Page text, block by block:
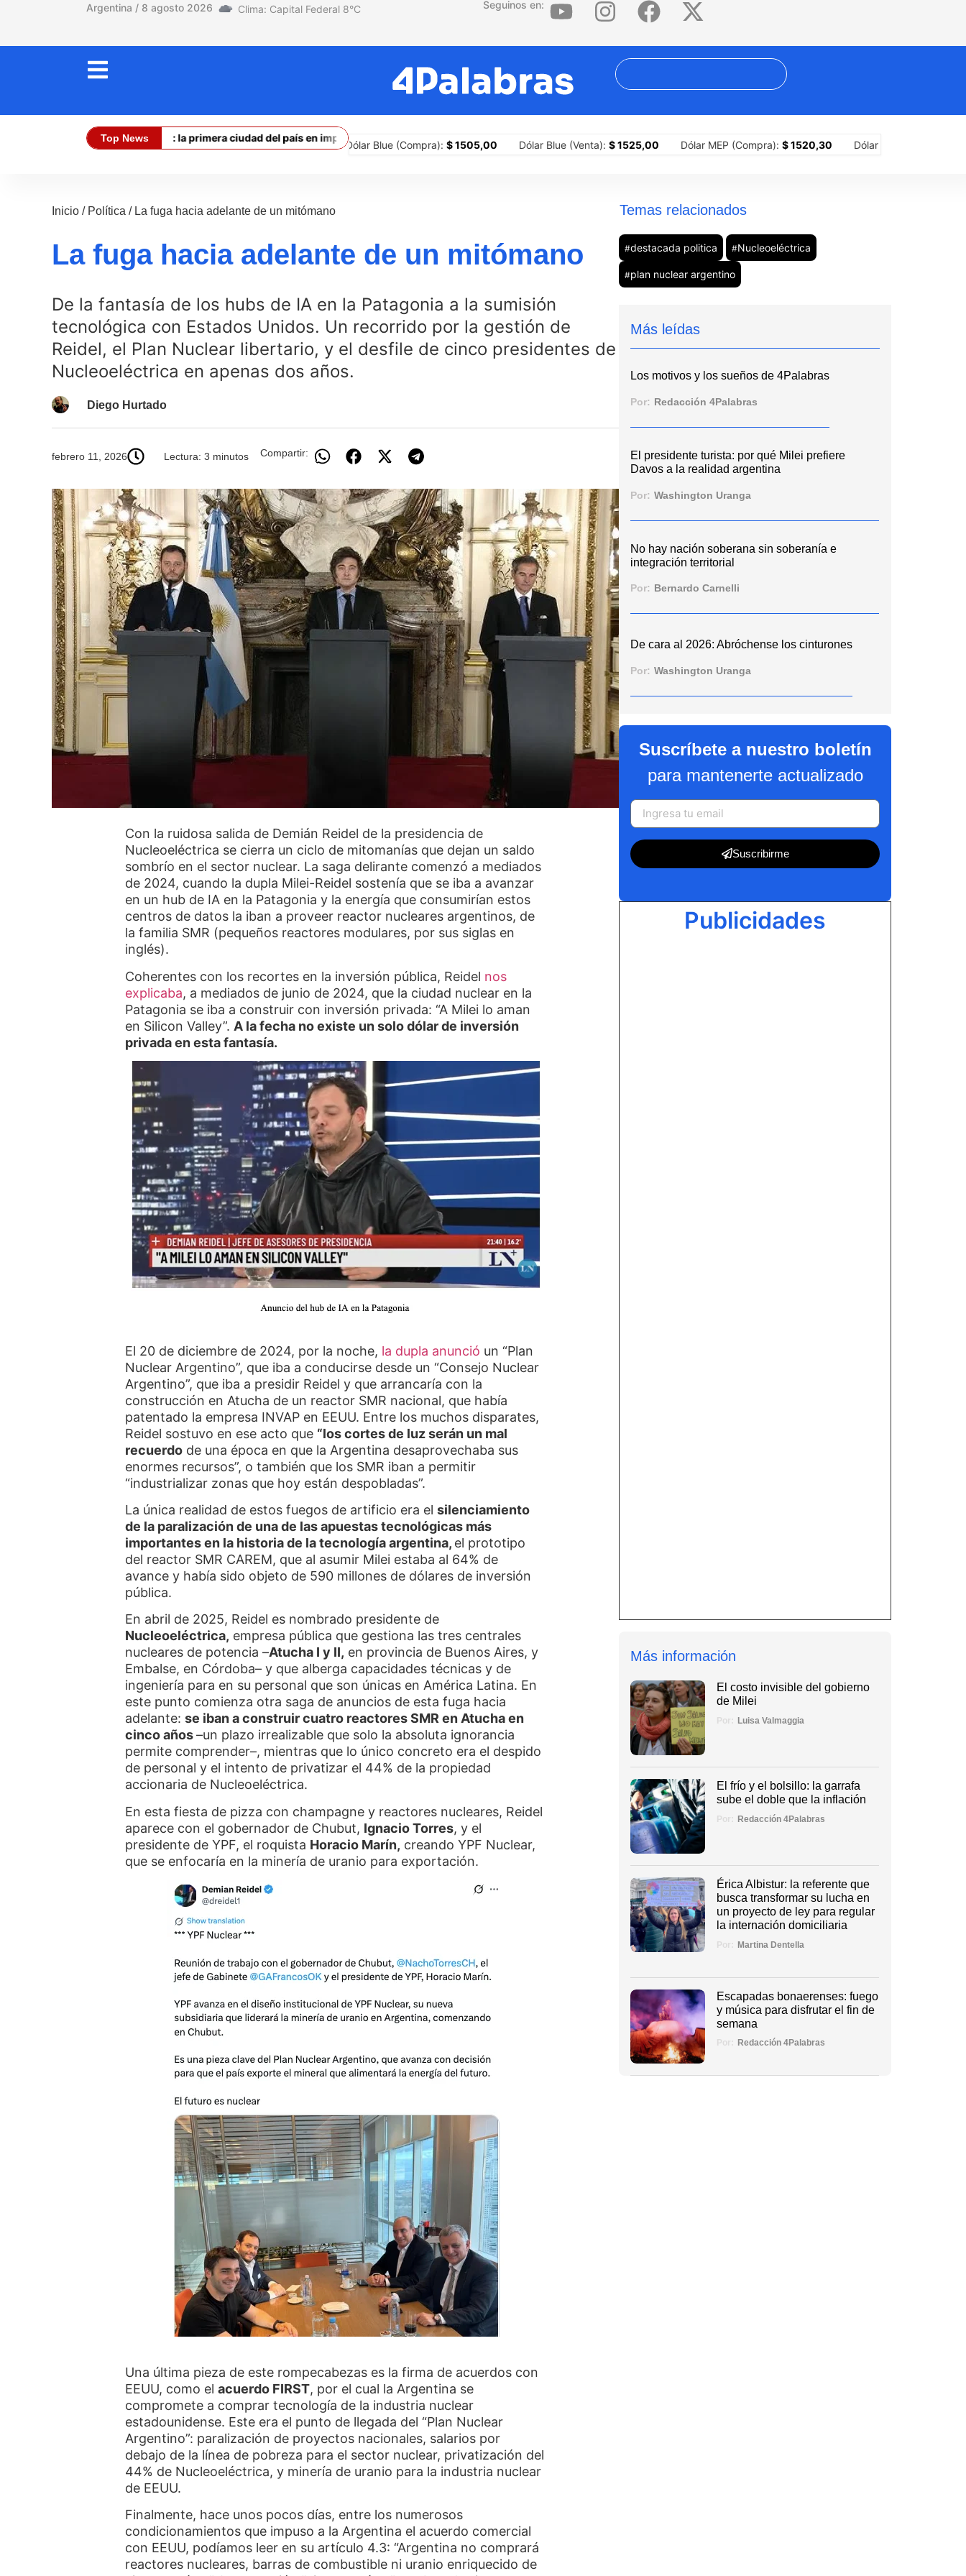
Argentina / 8 agosto 2026 8°C Seguinos en:
Top News
Experimento Villa Allende: la primera ciudad del país en implementar portones para sitiar barrios Picada cultural: Aurelia escribe y “los años sin piedad” El mundo islámico se reconfigura
$ 1470,00 Dólar Oficial (Venta):$ 1520,00 Dólar Blue (Compra):$ 1505,00 Dólar Blue (Venta):$ 1525,00 Dólar MEP (Compra):$ 1520,30 Dólar MEP (Venta):
Inicio / Política / La fuga hacia adelante de un mitómano
La fuga hacia adelante de un mitómano
De la fantasía de los hubs de IA en la Patagonia a la sumisión
tecnológica con Estados Unidos. Un recorrido por la gestión de
Reidel, el Plan Nuclear libertario, y el desfile de cinco presidentes de
Nucleoeléctrica en apenas dos años.
Diego Hurtado
febrero 11, 2026 Lectura: 3 minutos Compartir:
Con la ruidosa salida de Demián Reidel de la presidencia de
Nucleoeléctrica se cierra un ciclo de mitomanías que dejan un saldo
sombrío en el sector nuclear. La saga delirante comenzó a mediados
de 2024, cuando la dupla Milei-Reidel sostenía que se iba a avanzar
en un hub de IA en la Patagonia y la energía que consumirían estos
centros de datos la iban a proveer reactor nucleares argentinos, de
la familia SMR (pequeños reactores modulares, por sus siglas en
inglés).
Coherentes con los recortes en la inversión pública, Reidel nos
explicaba, a mediados de junio de 2024, que la ciudad nuclear en la
Patagonia se iba a construir con inversión privada: “A Milei lo aman
en Silicon Valley”. A la fecha no existe un solo dólar de inversión
privada en esta fantasía.
El 20 de diciembre de 2024, por la noche, la dupla anunció un “Plan
Nuclear Argentino”, que iba a conducirse desde un “Consejo Nuclear
Argentino”, que iba a presidir Reidel y que arrancaría con la
construcción en Atucha de un reactor SMR nacional, que había
patentado la empresa INVAP en EEUU. Entre los muchos disparates,
Reidel sostuvo en ese acto que “los cortes de luz serán un mal
recuerdo de una época en que la Argentina desaprovechaba sus
enormes recursos”, o también que los SMR iban a permitir
“industrializar zonas que hoy están despobladas”.
La única realidad de estos fuegos de artificio era elsilenciamiento
de la paralización de una de las apuestas tecnológicas más
importantes en la historia de la tecnología argentina, el prototipo
del reactor SMR CAREM, que al asumir Milei estaba al 64% de
avance y había sido objeto de 590 millones de dólares de inversión
pública.
En abril de 2025, Reidel es nombrado presidente de
Nucleoeléctrica, empresa pública que gestiona las tres centrales
nucleares de potencia –Atucha I y II, en provincia de Buenos Aires, y
Embalse, en Córdoba– y que alberga capacidades técnicas y de
ingeniería para en su personal que son únicas en América Latina. En
este punto comienza otra saga de anuncios de esta fuga hacia
adelante:se iban a construir cuatro reactores SMR en Atucha en
cinco años–un plazo irrealizable que solo la absoluta ignorancia
permite comprender–, mientras que lo único concreto era el despido
de personal y el intento de privatizar el 44% de la propiedad
accionaria de Nucleoeléctrica.
En esta fiesta de pizza con champagne y reactores nucleares, Reidel
aparece con el gobernador de Chubut, Ignacio Torres, y el
presidente de YPF, el roquista Horacio Marín, creando YPF Nuclear,
que se enfocaría en la minería de uranio para exportación.
Una última pieza de este rompecabezas es la firma de acuerdos con
EEUU, como elacuerdo FIRST, por el cual la Argentina se
compromete a comprar tecnología de la industria nuclear
estadounidense. Este era el punto de llegada del “Plan Nuclear
Argentino”: paralización de proyectos nacionales, salarios por
debajo de la línea de pobreza para el sector nuclear, privatización del
44% de Nucleoeléctrica, y minería de uranio para la industria nuclear
de EEUU.
Finalmente, hace unos pocos días, entre los numerosos
condicionamientos que impuso a la Argentina el acuerdo comercial
con EEUU, podíamos leer en su artículo 4.3:“Argentina no comprará
reactores nucleares, barras de combustible ni uranio enriquecido de
Temas relacionados
#destacada politica #Nucleoeléctrica
#plan nuclear argentino
Más leídas
Los motivos y los sueños de 4Palabras
Por: Redacción 4Palabras
El presidente turista: por qué Milei prefiere
Davos a la realidad argentina
Por: Washington Uranga
No hay nación soberana sin soberanía e
integración territorial
Por: Bernardo Carnelli
De cara al 2026: Abróchense los cinturones
Por: Washington Uranga
Suscríbete a nuestro boletín
para mantenerte actualizado
Suscribirme
Publicidades
Más información
El costo invisible del gobierno
de Milei
Por: Luisa Valmaggia
El frío y el bolsillo: la garrafa
sube el doble que la inflación
Por: Redacción 4Palabras
Érica Albistur: la referente que
busca transformar su lucha en
un proyecto de ley para regular
la internación domiciliaria
Por: Martina Dentella
Escapadas bonaerenses: fuego
y música para disfrutar el fin de
semana
Por: Redacción 4Palabras